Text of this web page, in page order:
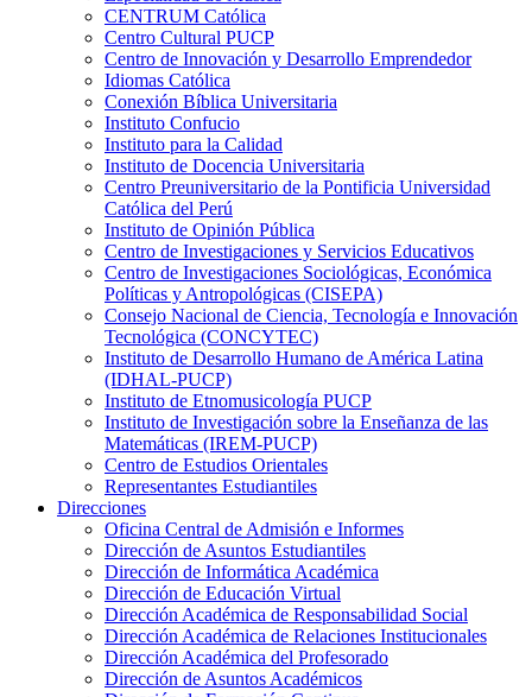
CENTRUM Católica
Centro Cultural PUCP
Centro de Innovación y Desarrollo Emprendedor
Idiomas Católica
Conexión Bíblica Universitaria
Instituto Confucio
Instituto para la Calidad
Instituto de Docencia Universitaria
Centro Preuniversitario de la Pontificia Universidad
Católica del Perú
Instituto de Opinión Pública
Centro de Investigaciones y Servicios Educativos
Centro de Investigaciones Sociológicas, Económica
Políticas y Antropológicas (CISEPA)
Consejo Nacional de Ciencia, Tecnología e Innovación
Tecnológica (CONCYTEC)
Instituto de Desarrollo Humano de América Latina
(IDHAL-PUCP)
Instituto de Etnomusicología PUCP
Instituto de Investigación sobre la Enseñanza de las
Matemáticas (IREM-PUCP)
Centro de Estudios Orientales
Representantes Estudiantiles
Direcciones
Oficina Central de Admisión e Informes
Dirección de Asuntos Estudiantiles
Dirección de Informática Académica
Dirección de Educación Virtual
Dirección Académica de Responsabilidad Social
Dirección Académica de Relaciones Institucionales
Dirección Académica del Profesorado
Dirección de Asuntos Académicos